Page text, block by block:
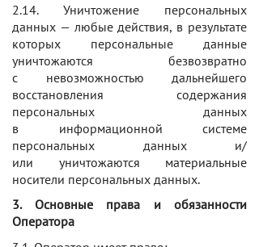
2.14. Уничтожение персональных
данных — любые действия, в результате
которых персональные данные
уничтожаются безвозвратно
с невозможностью дальнейшего
восстановления содержания
персональных данных
в информационной системе
персональных данных и/
или уничтожаются материальные
носители персональных данных.
3. Основные права и обязанности
Оператора